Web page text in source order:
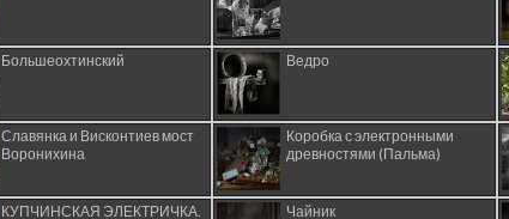
Большеохтинский Ведро
Славянка и Висконтиев мост
Воронихина
Коробка с электронными
древностями (Пальма)
КУПЧИНСКАЯ ЭЛЕКТРИЧКА. Чайник